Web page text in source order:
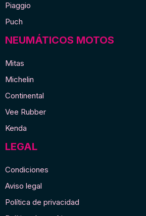
Piaggio
Puch
NEUMÁTICOS MOTOS
Mitas
Michelin
Continental
Vee Rubber
Kenda
LEGAL
Condiciones
Aviso legal
Política de privacidad